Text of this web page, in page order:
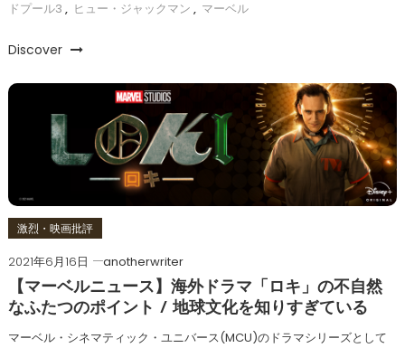
ドプール3 , ヒュー・ジャックマン , マーベル
Discover
激烈・映画批評
2021年6月16日
anotherwriter
【マーベルニュース】海外ドラマ「ロキ」の不自然
なふたつのポイント / 地球文化を知りすぎている
マーベル・シネマティック・ユニバース(MCU)のドラマシリーズとして